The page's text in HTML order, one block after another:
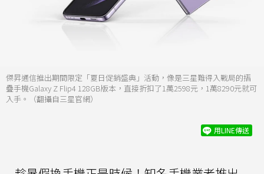
傑昇通信推出期間限定「夏日促銷盛典」活動，像是三星難得入戰局的摺
疊手機Galaxy Z Flip4 128GB版本，直接折扣了1萬2598元，1萬8290元就可
入手。（翻攝自三星官網）
用LINE傳送